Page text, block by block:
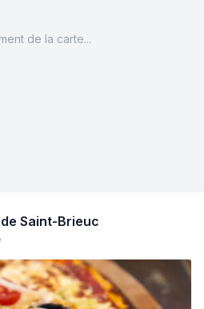
Saint-Brieuc
de la carte...